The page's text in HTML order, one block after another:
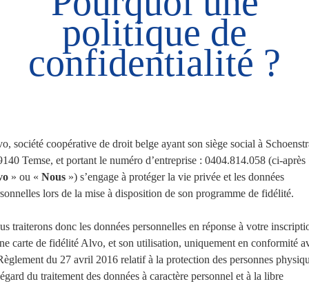
politique de
confidentialité ?
société coopérative de droit belge ayant son siège social à
Temse, et portant le numéro d’entreprise : 0404.814.058 (ci-après
» ou « Nous ») s’engage à protéger la vie privée et les données
lors de la mise à disposition de son programme de fidélité.
traiterons donc les données personnelles en réponse à votre
carte de fidélité Alvo, et son utilisation, uniquement en conformité
du 27 avril 2016 relatif à la protection des personnes
du traitement des données à caractère personnel et à la libre